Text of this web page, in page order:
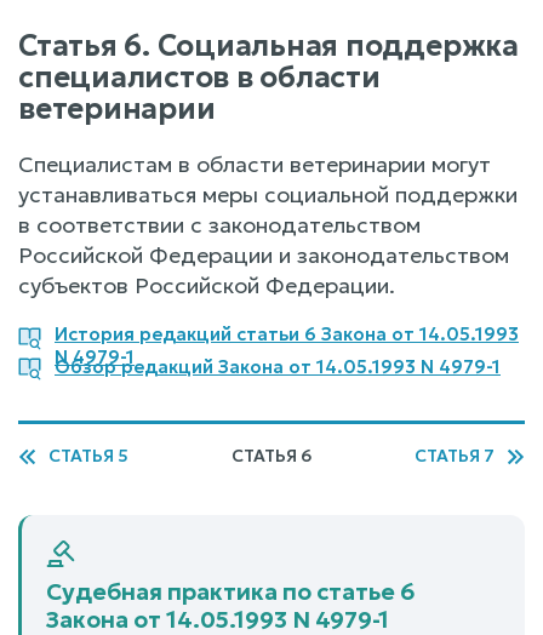
Статья 6. Социальная поддержка
специалистов в области
ветеринарии
Специалистам в области ветеринарии могут
устанавливаться меры социальной поддержки
в соответствии с законодательством
Российской Федерации и законодательством
субъектов Российской Федерации.
История редакций статьи 6 Закона от 14.05.1993
N 4979-1
Обзор редакций Закона от 14.05.1993 N 4979-1
СТАТЬЯ 5 СТАТЬЯ 6 СТАТЬЯ 7
Судебная практика по статье 6
Закона от 14.05.1993 N 4979-1